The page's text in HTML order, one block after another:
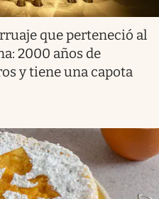
que perteneció al
2000 años de
y tiene una capota